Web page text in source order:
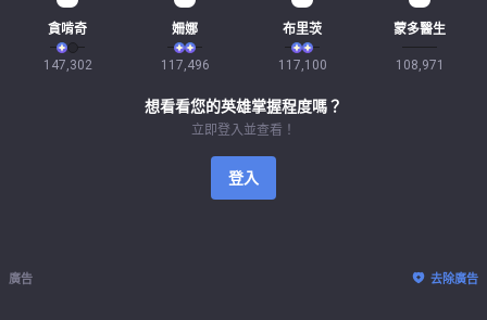
貪啃奇
147,302
姍娜
117,496
布里茨
117,100
蒙多醫生
108,971
想看看您的英雄掌握程度嗎？
立即登入並查看！
登入
廣告 去除廣告